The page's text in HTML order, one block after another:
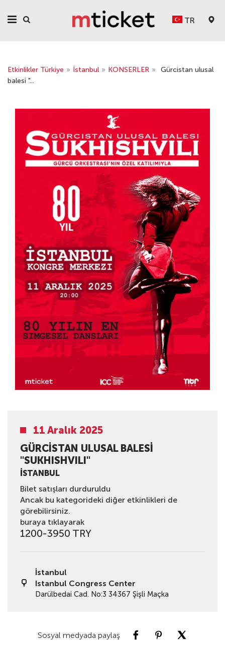
TR
Etkinlikler Türkiye » İstanbul » KONSERLER »
Gürcistan ulusal
balesi "...
11 Aralık 2025
GÜRCISTAN ULUSAL BALESI
"SUKHISHVILI"
İSTANBUL
Bilet satışları durduruldu
Ancak bu kategorideki diğer etkinlikleri de
görebilirsiniz.
buraya tıklayarak
1200-3950 TRY
İstanbul
Istanbul Congress Center
Darülbedai Cad. No:3 34367 Şişli Maçka
Sosyal medyada paylaş